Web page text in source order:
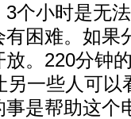
个小时是无
困难。如果
。220分钟
一些人可以
是帮助这个